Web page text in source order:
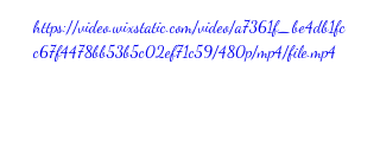
https://video.wixstatic.com/video/a7361f_be4db1fc
c67f4478bb53b5c02ef71c59/480p/mp4/file.mp4